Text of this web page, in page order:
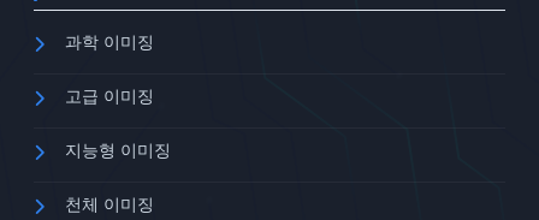
과학 이미징
고급 이미징
지능형 이미징
천체 이미징